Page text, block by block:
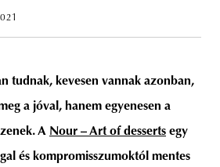
tudnak, kevesen vannak azonban,
a jóval, hanem egyenesen a
A Nour – Art of desserts egy
és kompromisszumoktól mentes